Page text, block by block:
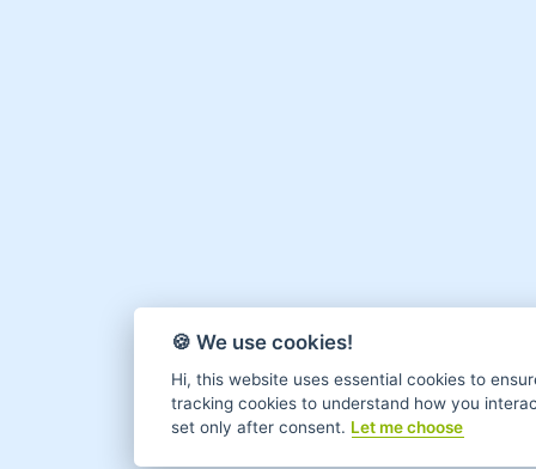
🍪 We use cookies!
Hi, this website uses essential cookies to
tracking cookies to understand how you
set only after consent. Let me choose